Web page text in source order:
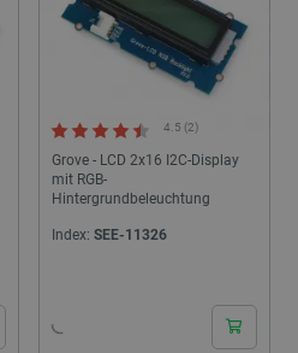
Grove - LCD 2x16 I2C-Display
mit RGB-
Hintergrundbeleuchtung
4.5 (2)
Index: SEE-11326